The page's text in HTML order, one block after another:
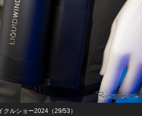
ルショー2024（29/53）